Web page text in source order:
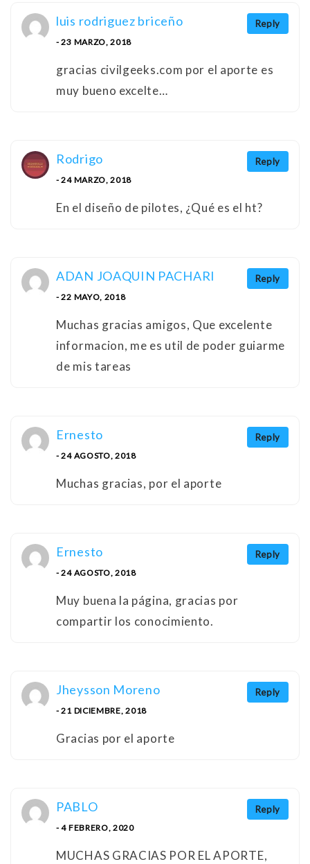
Reply
luis rodriguez briceño
- 23 MARZO, 2018
gracias civilgeeks.com por el aporte es
muy bueno excelte…
Reply
Rodrigo
- 24 MARZO, 2018
En el diseño de pilotes, ¿Qué es el ht?
Reply
ADAN JOAQUIN PACHARI
- 22 MAYO, 2018
Muchas gracias amigos, Que excelente
informacion, me es util de poder guiarme
de mis tareas
Reply
Ernesto
- 24 AGOSTO, 2018
Muchas gracias, por el aporte
Reply
Ernesto
- 24 AGOSTO, 2018
Muy buena la página, gracias por
compartir los conocimiento.
Reply
Jheysson Moreno
- 21 DICIEMBRE, 2018
Gracias por el aporte
Reply
PABLO
- 4 FEBRERO, 2020
MUCHAS GRACIAS POR EL APORTE,